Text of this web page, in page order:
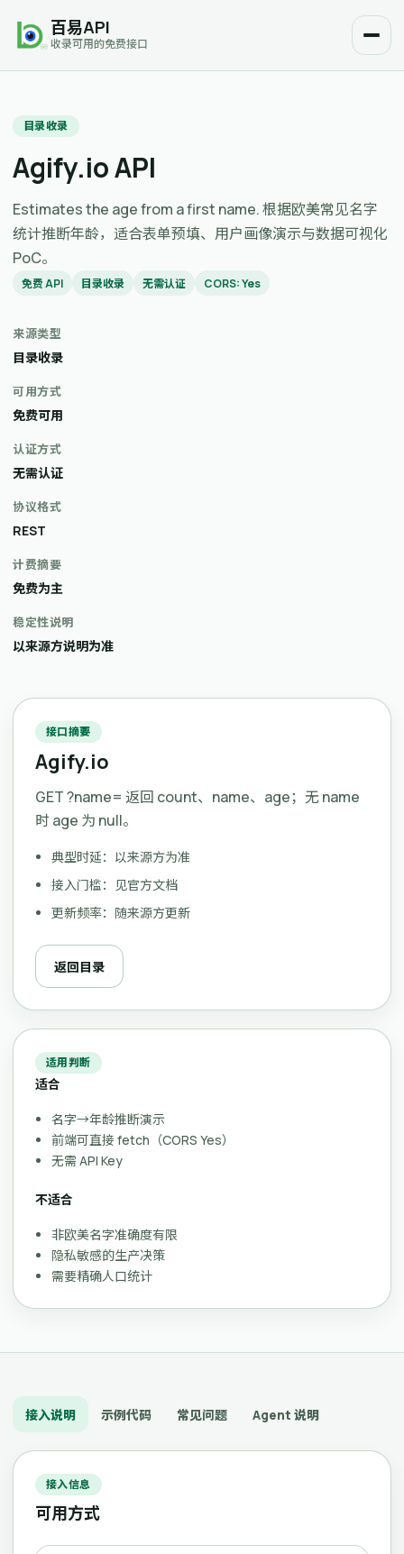
百易API
收录可用的免费接口
目录收录
Agify.io API
Estimates the age from a first name. 根据欧美常见名字
统计推断年龄，适合表单预填、用户画像演示与数据可视化
PoC。
免费 API 目录收录 无需认证 CORS: Yes
来源类型
目录收录
可用方式
免费可用
认证方式
无需认证
协议格式
REST
计费摘要
免费为主
稳定性说明
以来源方说明为准
接口摘要
Agify.io
GET ?name= 返回 count、name、age；无 name
时 age 为 null。
典型时延：以来源方为准
接入门槛：见官方文档
更新频率：随来源方更新
返回目录
适用判断
适合
名字→年龄推断演示
前端可直接 fetch（CORS Yes）
无需 API Key
不适合
非欧美名字准确度有限
隐私敏感的生产决策
需要精确人口统计
接入说明 示例代码 常见问题 Agent 说明
接入信息
可用方式